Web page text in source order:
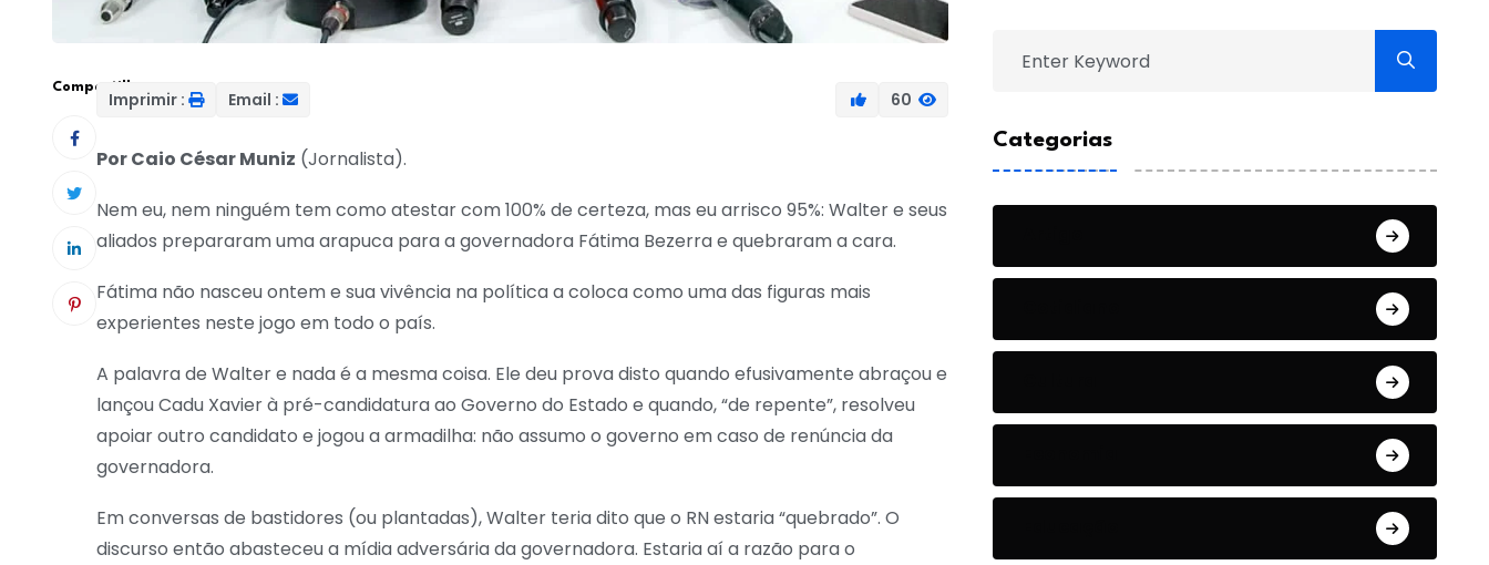
Compartilhar:
Imprimir : Email : 60
Por Caio César Muniz (Jornalista).
Nem eu, nem ninguém tem como atestar com 100% de certeza, mas eu arrisco 95%: Walter e seus
aliados prepararam uma arapuca para a governadora Fátima Bezerra e quebraram a cara.
Fátima não nasceu ontem e sua vivência na política a coloca como uma das figuras mais
experientes neste jogo em todo o país.
A palavra de Walter e nada é a mesma coisa. Ele deu prova disto quando efusivamente abraçou e
lançou Cadu Xavier à pré-candidatura ao Governo do Estado e quando, “de repente”, resolveu
apoiar outro candidato e jogou a armadilha: não assumo o governo em caso de renúncia da
governadora.
Em conversas de bastidores (ou plantadas), Walter teria dito que o RN estaria “quebrado”. O
discurso então abasteceu a mídia adversária da governadora. Estaria aí a razão para o
Categorias